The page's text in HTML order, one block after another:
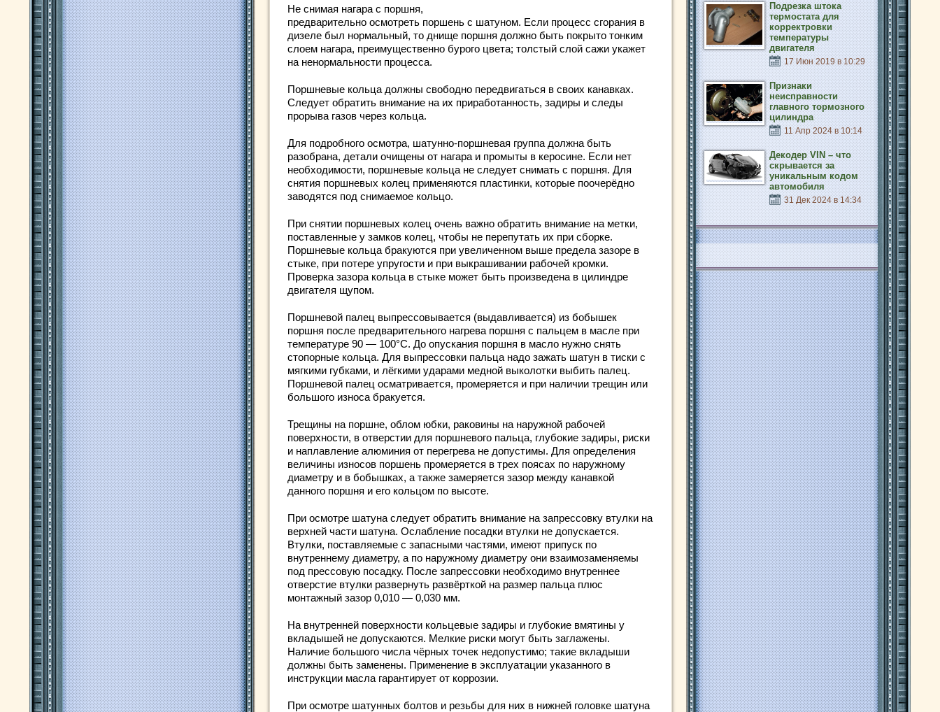
Не снимая нагара с поршня,
предварительно осмотреть поршень с шатуном. Если процесс сгорания в
дизеле был нормальный, то днище поршня должно быть покрыто тонким
слоем нагара, преимущественно бурого цвета; толстый слой сажи укажет
на ненормальности процесса.
Поршневые кольца должны свободно передвигаться в своих канавках.
Следует обратить внимание на их приработанность, задиры и следы
прорыва газов через кольца.
Для подробного осмотра, шатунно-поршневая группа должна быть
разобрана, детали очищены от нагара и промыты в керосине. Если нет
необходимости, поршневые кольца не следует снимать с поршня. Для
снятия поршневых колец применяются пластинки, которые поочерёдно
заводятся под снимаемое кольцо.
При снятии поршневых колец очень важно обратить внимание на метки,
поставленные у замков колец, чтобы не перепутать их при сборке.
Поршневые кольца бракуются при увеличенном выше предела зазоре в
стыке, при потере упругости и при выкрашивании рабочей кромки.
Проверка зазора кольца в стыке может быть произведена в цилиндре
двигателя щупом.
Поршневой палец выпрессовывается (выдавливается) из бобышек
поршня после предварительного нагрева поршня с пальцем в масле при
температуре 90 — 100°С. До опускания поршня в масло нужно снять
стопорные кольца. Для выпрессовки пальца надо зажать шатун в тиски с
мягкими губками, и лёгкими ударами медной выколотки выбить палец.
Поршневой палец осматривается, промеряется и при наличии трещин или
большого износа бракуется.
Трещины на поршне, облом юбки, раковины на наружной рабочей
поверхности, в отверстии для поршневого пальца, глубокие задиры, риски
и наплавление алюминия от перегрева не допустимы. Для определения
величины износов поршень промеряется в трех поясах по наружному
диаметру и в бобышках, а также замеряется зазор между канавкой
данного поршня и его кольцом по высоте.
При осмотре шатуна следует обратить внимание на запрессовку втулки на
верхней части шатуна. Ослабление посадки втулки не допускается.
Втулки, поставляемые с запасными частями, имеют припуск по
внутреннему диаметру, а по наружному диаметру они взаимозаменяемы
под прессовую посадку. После запрессовки необходимо внутреннее
отверстие втулки развернуть развёрткой на размер пальца плюс
монтажный зазор 0,010 — 0,030 мм.
На внутренней поверхности кольцевые задиры и глубокие вмятины у
вкладышей не допускаются. Мелкие риски могут быть заглажены.
Наличие большого числа чёрных точек недопустимо; такие вкладыши
должны быть заменены. Применение в эксплуатации указанного в
инструкции масла гарантирует от коррозии.
При осмотре шатунных болтов и резьбы для них в нижней головке шатуна
Подрезка штока
термостата для
корректровки
температуры
двигателя
17 Июн 2019 в 10:29
Признаки
неисправности
главного тормозного
цилиндра
11 Апр 2024 в 10:14
Декодер VIN – что
скрывается за
уникальным кодом
автомобиля
31 Дек 2024 в 14:34